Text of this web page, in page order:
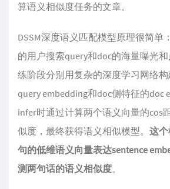
算语义相似度任务的文章。
DSSM深度语义匹配模型原理很简单
的用户搜索query和doc的海量曝光
练阶段分别用复杂的深度学习网络
query embedding和doc侧特征的doc
infer时通过计算两个语义向量的cos
似度，最终获得语义相似模型。 这
句的低维语义向量表达sentence
测两句话的语义相似度。